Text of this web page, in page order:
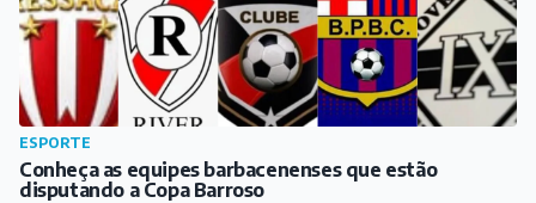
ESPORTE
Conheça as equipes barbacenenses que estão
disputando a Copa Barroso